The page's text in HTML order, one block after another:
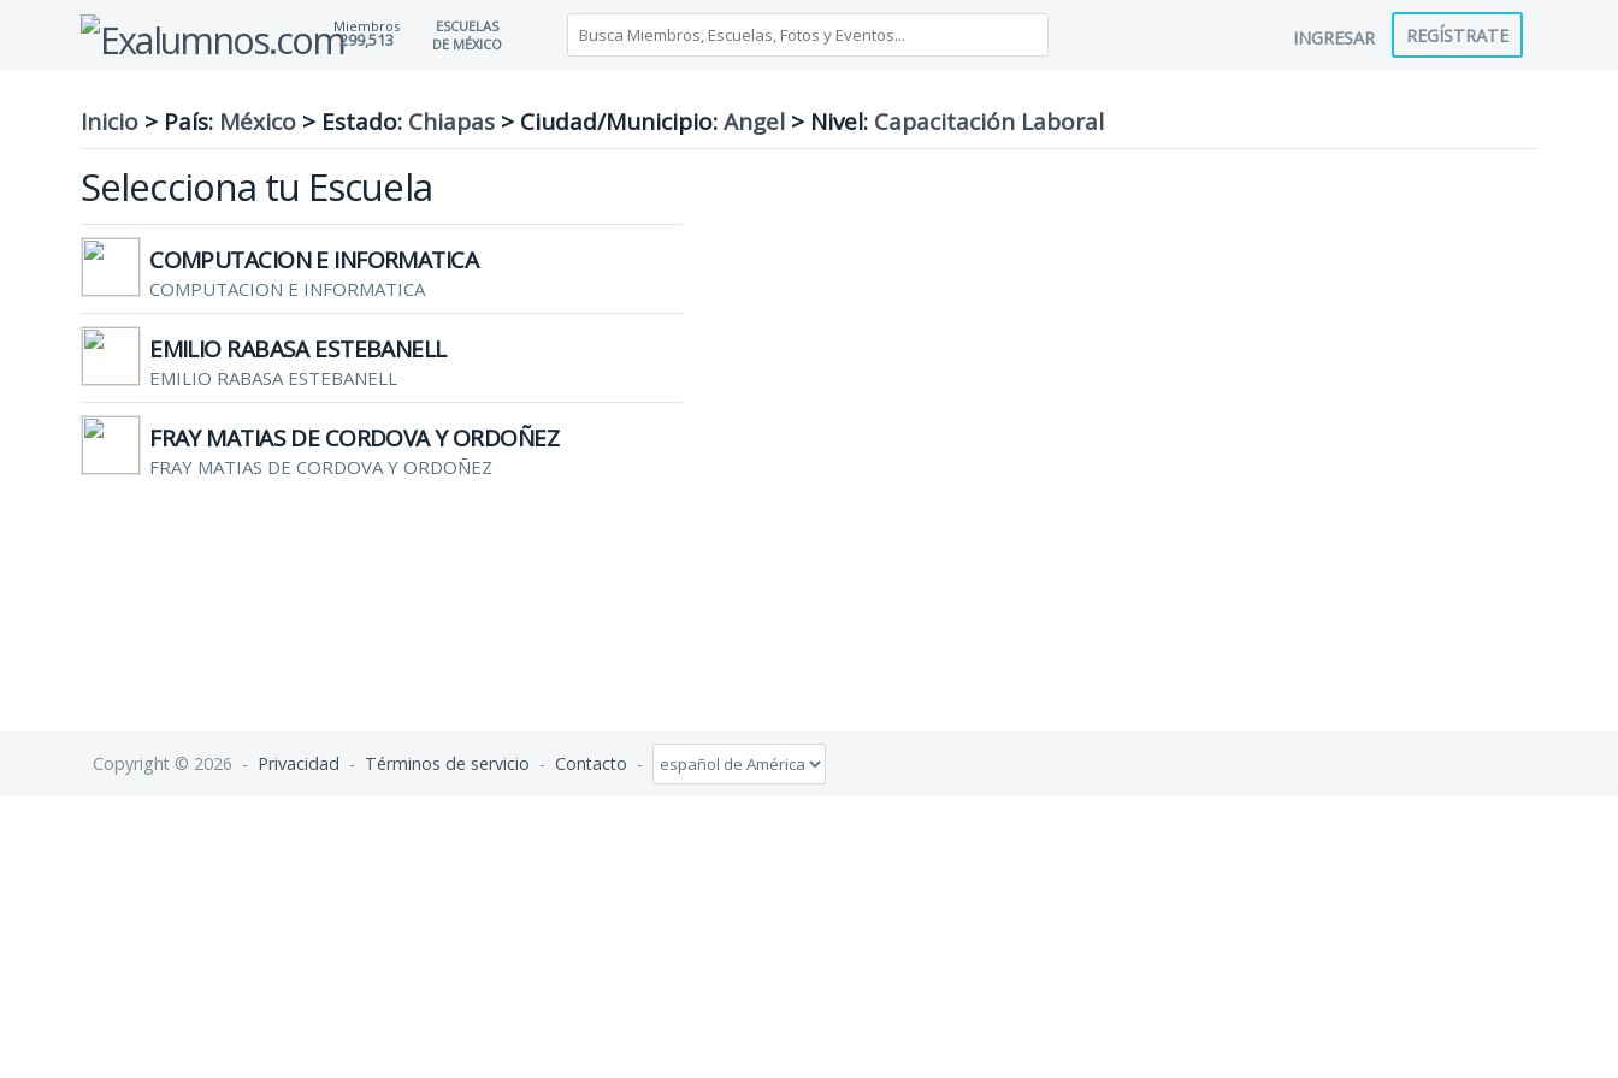
Miembros
299,513
ESCUELAS
DE MÉXICO
INGRESAR REGÍSTRATE
Inicio > País: México > Estado: Chiapas > Ciudad/Municipio:Angel > Nivel: Capacitación Laboral
Selecciona tu Escuela
COMPUTACION E INFORMATICA
COMPUTACION E INFORMATICA
EMILIO RABASA ESTEBANELL
EMILIO RABASA ESTEBANELL
FRAY MATIAS DE CORDOVA Y ORDOÑEZ
FRAY MATIAS DE CORDOVA Y ORDOÑEZ
Copyright © 2026 - Privacidad - Términos de servicio -Contacto -